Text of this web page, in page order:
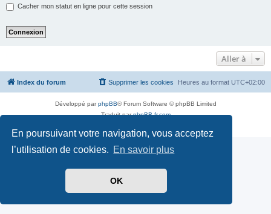
En poursuivant votre navigation, vous acceptez
l’utilisation de cookies. En savoir plus
OK
Cacher mon statut en ligne pour cette session
Aller à
Index du forum Heures au format UTC+02:00
Supprimer les cookies
Développé parphpBB® Forum Software © phpBB Limited
Traduit parphpBB-fr.com